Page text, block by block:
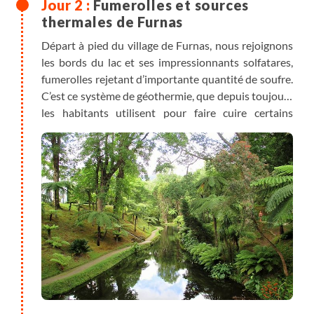
maisons dans le village. Certaines chambres avec
salle de bains à partager (1 pour 2 chambres).
Fumerolles et sources
thermales de Furnas
Départ à pied du village de Furnas, nous rejoignons
les bords du lac et ses impressionnants solfatares,
fumerolles rejetant d’importante quantité de soufre.
C’est ce système de géothermie, que depuis toujours
les habitants utilisent pour faire cuire certains
région. Après avoir pris le temps d’observer la scène
des cuissons, continuation par un chemin faisant le
tour du lac bordé d’une végétation luxuriante.
Transfert au centre-ville en début d’après-midi et
temps libre pour profiter d’un autre lieu
exceptionnel du village: le jardin botanique de Terra
Nostra. Né de la croisée des grandes routes
maritimes, il abrite arbres centenaires, fougères
arborescentes, plantes exotiques, rivières aux eaux
sulfurées …. En son cœur, une gigantesque piscine